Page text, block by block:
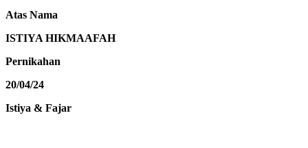
Atas Nama
ISTIYA HIKMAAFAH
Pernikahan
20/04/24
Istiya & Fajar